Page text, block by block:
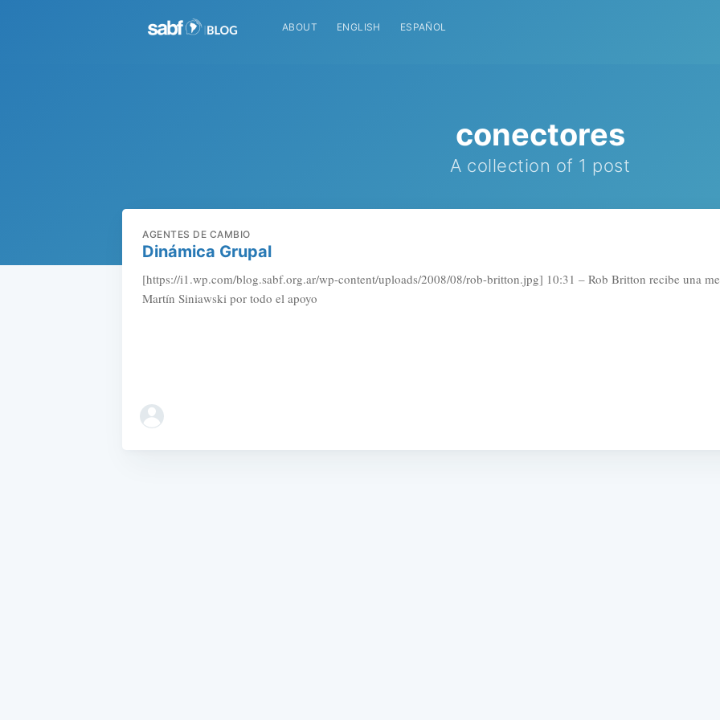
ABOUT ENGLISH ESPAÑOL
conectores
A collection of 1 post
AGENTES DE CAMBIO
Dinámica Grupal
[https://i1.wp.com/blog.sabf.org.ar/wp-content/uploads/2008/08/rob-britton.jpg] 10:31 – Rob Britton recibe una
Martín Siniawski por todo el apoyo